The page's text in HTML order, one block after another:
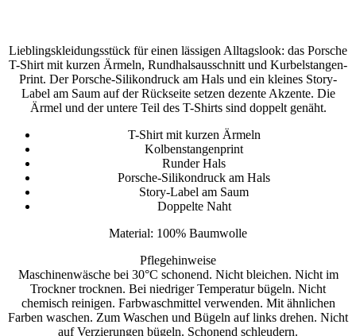
Lieblingskleidungsstück für einen lässigen Alltagslook: das Porsche
T-Shirt mit kurzen Ärmeln, Rundhalsausschnitt und Kurbelstangen-
Print. Der Porsche-Silikondruck am Hals und ein kleines Story-
Label am Saum auf der Rückseite setzen dezente Akzente. Die
Ärmel und der untere Teil des T-Shirts sind doppelt genäht.
T-Shirt mit kurzen Ärmeln
Kolbenstangenprint
Runder Hals
Porsche-Silikondruck am Hals
Story-Label am Saum
Doppelte Naht
Material: 100% Baumwolle
Pflegehinweise
Maschinenwäsche bei 30°C schonend. Nicht bleichen. Nicht im
Trockner trocknen. Bei niedriger Temperatur bügeln. Nicht
chemisch reinigen. Farbwaschmittel verwenden. Mit ähnlichen
Farben waschen. Zum Waschen und Bügeln auf links drehen. Nicht
auf Verzierungen bügeln. Schonend schleudern.